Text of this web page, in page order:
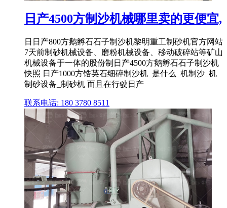
日产4500方制沙机械哪里卖的更便宜,
日日产800方鹅孵石石子制沙机黎明重工制砂机官方网站
7天前制砂机械设备、磨粉机械设备、移动破碎站等矿山
机械设备于一体的股份制日产4500方鹅孵石石子制沙机
快照 日产1000方锆英石细碎制沙机_是什么_机制沙_机
制砂设备_制砂机 而且在行驶日产
联系电话: 180 3780 8511